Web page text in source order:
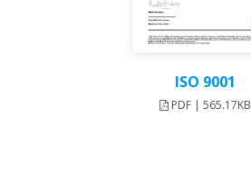
ISO 9001
PDF | 565.17KB